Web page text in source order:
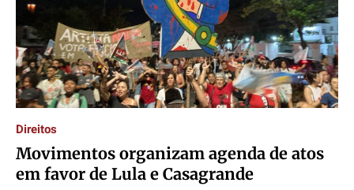
Direitos
​Movimentos organizam agenda de atos
em favor de Lula e Casagrande